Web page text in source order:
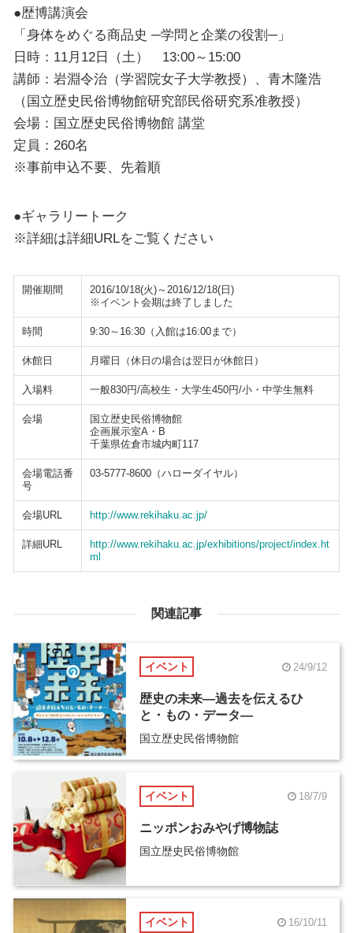
●歴博講演会
「身体をめぐる商品史 ─学問と企業の役割─」
日時：11月12日（土） 13:00～15:00
講師：岩淵令治（学習院女子大学教授）、青木隆浩
（国立歴史民俗博物館研究部民俗研究系准教授）
会場：国立歴史民俗博物館 講堂
定員：260名
※事前申込不要、先着順
●ギャラリートーク
※詳細は詳細URLをご覧ください
開催期間
2016/10/18(火)～2016/12/18(日)
※イベント会期は終了しました
時間 9:30～16:30（入館は16:00まで）
休館日 月曜日（休日の場合は翌日が休館日）
入場料 一般830円/高校生・大学生450円/小・中学生無料
会場
国立歴史民俗博物館
企画展示室A・B
千葉県佐倉市城内町117
会場電話番
号
03-5777-8600（ハローダイヤル）
会場URL http://www.rekihaku.ac.jp/
詳細URL
http://www.rekihaku.ac.jp/exhibitions/project/index.ht
ml
関連記事
イベント 24/9/12
歴史の未来―過去を伝えるひ
と・もの・データ―
国立歴史民俗博物館
イベント 18/7/9
ニッポンおみやげ博物誌
国立歴史民俗博物館
イベント 16/10/11